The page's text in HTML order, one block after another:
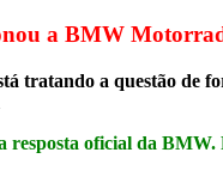
a BMW
tratando a questão de
resposta oficial da